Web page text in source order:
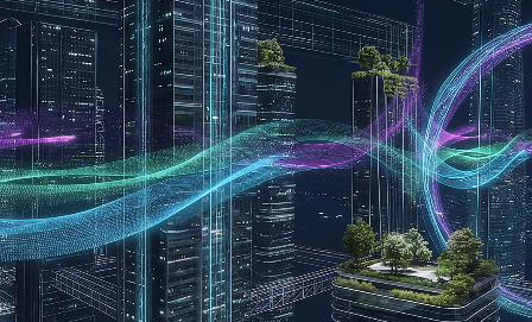
Could not load the gallery (network error). Please try
again later.
Quando: 23 Giugno 2026
Dove: Crowne Plaza Hotel,